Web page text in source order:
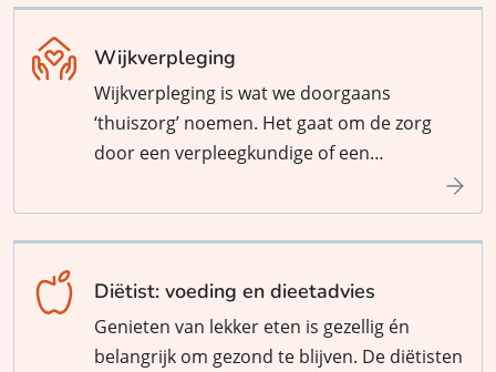
Wijkverpleging
Wijkverpleging is wat we doorgaans
‘thuiszorg’ noemen. Het gaat om de zorg
door een verpleegkundige of een
bijvoorbeeld nodig zijn vanwege een ziekte
of een lichamelijke beperking. Denk aan
toiletbezoek of aan wondverzorging. Ook
kan de wijkverpleging medicijnen
klaarzetten en toedienen. Alles is er op
Diëtist: voeding en dieetadvies
Genieten van lekker eten is gezellig én
belangrijk om gezond te blijven. De diëtisten